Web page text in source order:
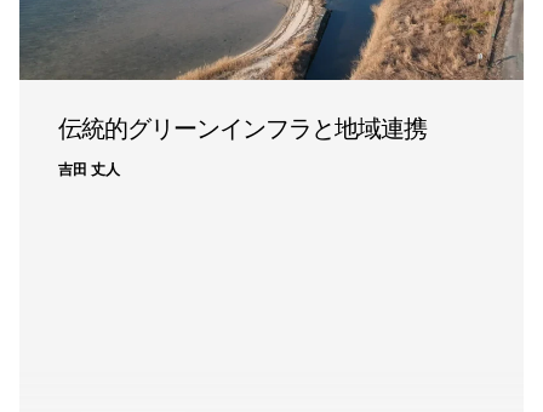
伝統的グリーンインフラと地域連携
吉田 丈人